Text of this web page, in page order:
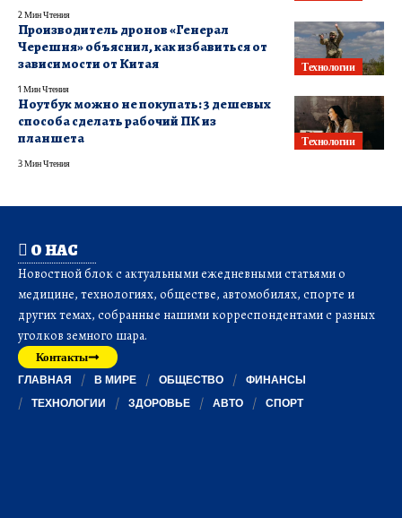
2 Мин Чтения
Технологии
Производитель дронов «Генерал
Черешня» объяснил, как избавиться от
зависимости от Китая
1 Мин Чтения
Технологии
Ноутбук можно не покупать: 3 дешевых
способа сделать рабочий ПК из
планшета
3 Мин Чтения
О НАС
Новостной блок с актуальными ежедневными статьями о
медицине, технологиях, обществе, автомобилях, спорте и
других темах, собранные нашими корреспондентами с разных
уголков земного шара.
Контакты
ГЛАВНАЯ В МИРЕ ОБЩЕСТВО
ФИНАНСЫ
ТЕХНОЛОГИИ
ЗДОРОВЬЕ АВТО СПОРТ